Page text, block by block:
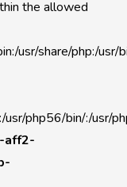
the allowed
usr/share/php:/
php56/bin/:/usr/
aff2-